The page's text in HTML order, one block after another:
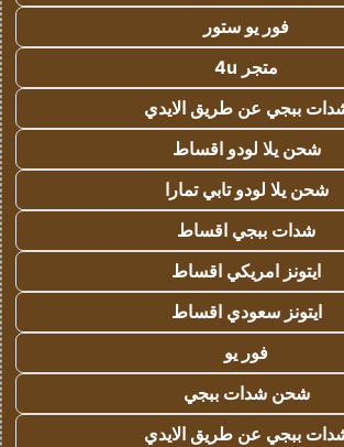
فور يو ستور
متجر 4u
ببجي عن طريق الايدي
شحن يلا لودو اقساط
شحن يلا لودو تابي تمارا
شدات ببجي اقساط
ايتونز امريكي اقساط
ايتونز سعودي اقساط
فور يو
شحن شدات ببجي
ببجي عن طريق الايدي